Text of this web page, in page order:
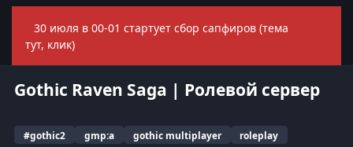
30 июля в 00-01 стартует сбор сапфиров (тема
тут, клик)
Gothic Raven Saga | Ролевой сервер
#gothic2 gmp:a gothic multiplayer roleplay